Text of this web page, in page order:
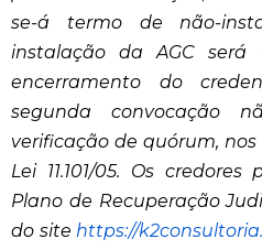
se-á termo de não-
instalação da AGC será
encerramento do
segunda convocação
verificação de quórum, nos
Lei 11.101/05. Os
Plano de Recuperação
do sitehttps://